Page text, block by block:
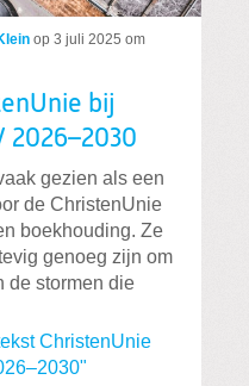
op 3 juli 2025 om
bij
2026–2030
gezien als een
de ChristenUnie
boekhouding. Ze
genoeg zijn om
de stormen die
ChristenUnie